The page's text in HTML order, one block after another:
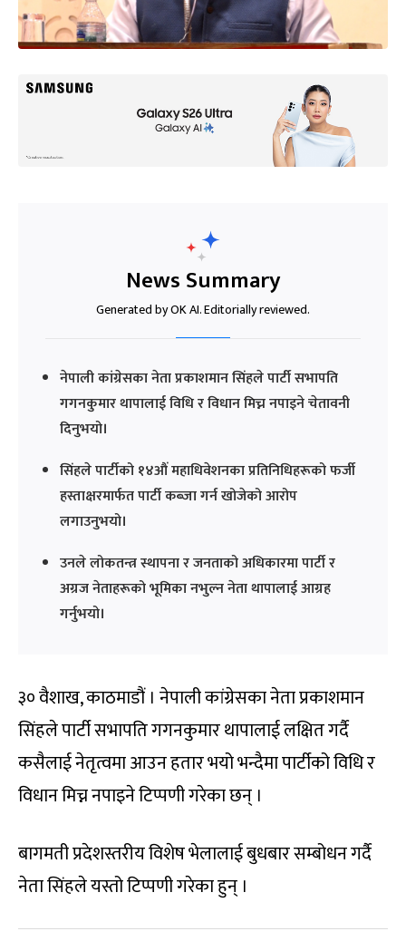
News Summary
Generated by OK AI. Editorially reviewed.
नेपाली कांग्रेसका नेता प्रकाशमान सिंहले पार्टी सभापति
गगनकुमार थापालाई विधि र विधान मिच्न नपाइने चेतावनी
दिनुभयो।
सिंहले पार्टीको १४औं महाधिवेशनका प्रतिनिधिहरूको फर्जी
हस्ताक्षरमार्फत पार्टी कब्जा गर्न खोजेको आरोप
लगाउनुभयो।
उनले लोकतन्त्र स्थापना र जनताको अधिकारमा पार्टी र
अग्रज नेताहरूको भूमिका नभुल्न नेता थापालाई आग्रह
गर्नुभयो।
३० वैशाख, काठमाडौं । नेपाली कांग्रेसका नेता प्रकाशमान
सिंहले पार्टी सभापति गगनकुमार थापालाई लक्षित गर्दै
कसैलाई नेतृत्वमा आउन हतार भयो भन्दैमा पार्टीको विधि र
विधान मिच्न नपाइने टिप्पणी गरेका छन् ।
बागमती प्रदेशस्तरीय विशेष भेलालाई बुधबार सम्बोधन गर्दै
नेता सिंहले यस्तो टिप्पणी गरेका हुन् ।